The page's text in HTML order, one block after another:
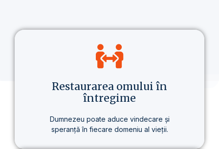
Restaurarea omului în
întregime
Dumnezeu poate aduce vindecare și
speranță în fiecare domeniu al vieții.